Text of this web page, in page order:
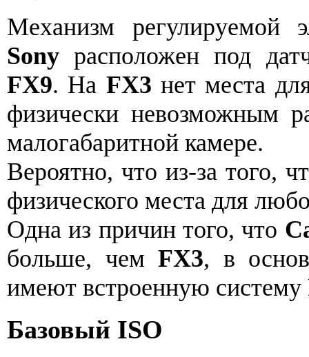
Механизм регулируемой
Sony расположен под
FX9. На FX3 нет места
физически невозможным
малогабаритной камере.
Вероятно, что из-за того,
физического места для
Одна из причин того, что
больше, чемFX3, в
имеют встроенную
Базовый ISO